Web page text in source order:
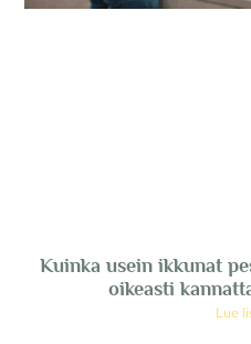
Kuinka usein ikkunat
oikeasti
Lue